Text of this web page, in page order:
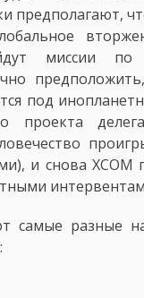
предполагают,
миссии
под
проекта
и снова XCOM
самые разные